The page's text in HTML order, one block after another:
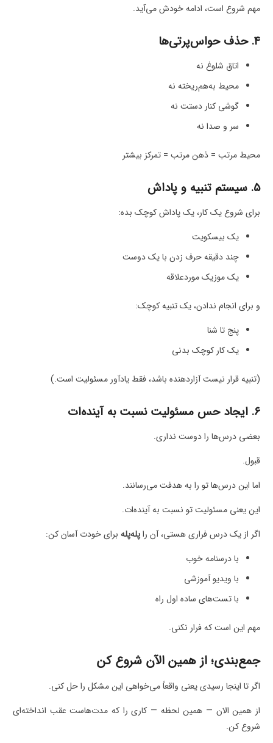
مهم شروع است، ادامه خودش می‌آید.
۴. حذف حواس‌پرتی‌ها
اتاق شلوغ نه
محیط به‌هم‌ریخته نه
گوشی کنار دستت نه
سر و صدا نه
محیط مرتب = ذهن مرتب = تمرکز بیشتر
۵. سیستم تنبیه و پاداش
برای شروع یک کار، یک پاداش کوچک بده:
یک بیسکویت
چند دقیقه حرف زدن با یک دوست
یک موزیک موردعلاقه
و برای انجام ندادن، یک تنبیه کوچک:
پنج تا شنا
یک کار کوچک بدنی
(تنبیه قرار نیست آزاردهنده باشد، فقط یادآور مسئولیت است.)
۶. ایجاد حس مسئولیت نسبت به آینده‌ات
بعضی درس‌ها را دوست نداری.
قبول.
اما این درس‌ها تو را به هدفت می‌رسانند.
این یعنی مسئولیت تو نسبت به آینده‌ات.
اگر از یک درس فراری هستی، آن راپله‌پله برای خودت آسان کن:
با درسنامه خوب
با ویدیو آموزشی
با تست‌های ساده اول راه
مهم این است که فرار نکنی.
جمع‌بندی؛ از همین الآن شروع کن
اگر تا اینجا رسیدی یعنی واقعاً می‌خواهی این مشکل را حل کنی.
از همین الان — همین لحظه — کاری را که مدت‌هاست عقب انداخته‌ای
شروع کن.